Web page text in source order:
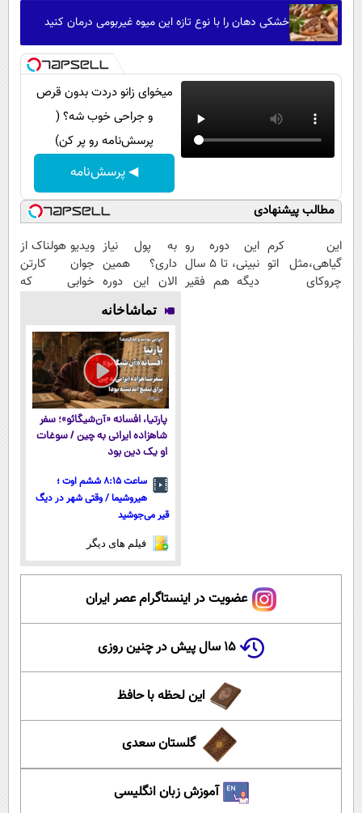
خشکی دهان را با نوع تازه این میوه غیربومی درمان کنید
میخوای زانو دردت بدون قرص
و جراحی خوب شه؟ (
پرسش‌نامه رو پر کن)
◀ پرسش‌نامه
مطالب پیشنهادی
این کرم
گیاهی،مثل اتو
چروکای
این دوره رو
نبینی، تا 5 سال
دیگه هم فقیر
به پول نیاز
داری؟ همین
الان این دوره
رایگان رو شرکت
کن تا دیر
نشده!
ویدیو هولناک از
جوان کارتن
خوابی که
تماشاخانه
پارتیا، افسانه «آن‌شیگائو»؛ سفر
شاهزاده ایرانی به چین / سوغات
او یک دین بود
ساعت ۸:۱۵ ششم اوت ؛
هیروشیما / وقتی شهر در دیگ
قیر می‌جوشید
فیلم های دیگر
عضویت در اینستاگرام عصر ایران
۱۵ سال پیش در چنین روزی
این لحظه با حافظ
گلستان سعدی
آموزش زبان انگلیسی